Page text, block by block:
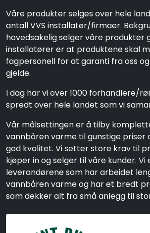
Våre produkter selges over hele
antall VVS installatør/firmaer.
hovedsakelig selger våre produkter
installatører er at produktene skal
fagpersonell for at garanti fra oss
gjelde.
I dag har vi over 1000 forhandlere/
spredt over hele landet som vi
Vår målsettingen er å tilby
vannbåren varme til gunstige priser
god kvalitet. Vi setter store krav til
kjøper in og selger til våre kunder. Vi
leverandørene som har arbeidet
vannbåren varme og har et bredt
som dekker alt fra små anlegg til